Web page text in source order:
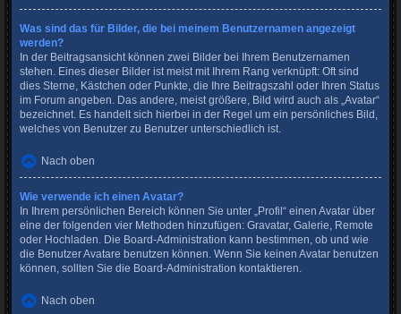
Was sind das für Bilder, die bei meinem Benutzernamen angezeigt
werden?
In der Beitragsansicht können zwei Bilder bei Ihrem Benutzernamen
stehen. Eines dieser Bilder ist meist mit Ihrem Rang verknüpft: Oft sind
dies Sterne, Kästchen oder Punkte, die Ihre Beitragszahl oder Ihren Status
im Forum angeben. Das andere, meist größere, Bild wird auch als „Avatar“
bezeichnet. Es handelt sich hierbei in der Regel um ein persönliches Bild,
welches von Benutzer zu Benutzer unterschiedlich ist.
Nach oben
Wie verwende ich einen Avatar?
In Ihrem persönlichen Bereich können Sie unter „Profil“ einen Avatar über
eine der folgenden vier Methoden hinzufügen: Gravatar, Galerie, Remote
oder Hochladen. Die Board-Administration kann bestimmen, ob und wie
die Benutzer Avatare benutzen können. Wenn Sie keinen Avatar benutzen
können, sollten Sie die Board-Administration kontaktieren.
Nach oben